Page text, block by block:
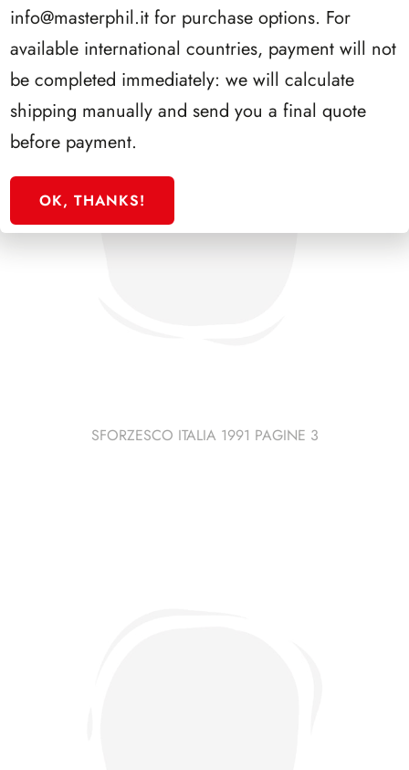
SFORZESCO ITALIA 1991 PAGINE 3
info@masterphil.it for purchase options. For
available international countries, payment will not
be completed immediately: we will calculate
shipping manually and send you a final quote
before payment.
OK, THANKS!